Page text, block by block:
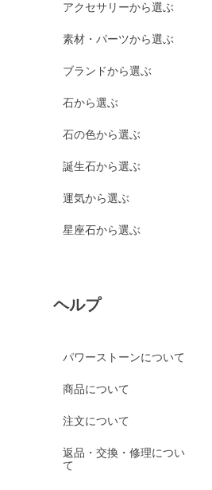
アクセサリーから選ぶ
素材・パーツから選ぶ
ブランドから選ぶ
石から選ぶ
石の色から選ぶ
誕生石から選ぶ
運気から選ぶ
星座石から選ぶ
ヘルプ
パワーストーンについて
商品について
注文について
返品・交換・修理につい
て